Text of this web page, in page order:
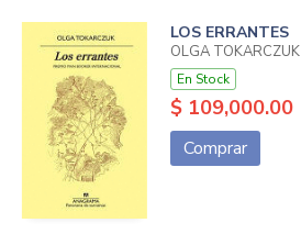
LOS ERRANTES
OLGA TOKARCZUK
En Stock
$ 109,000.00
Comprar